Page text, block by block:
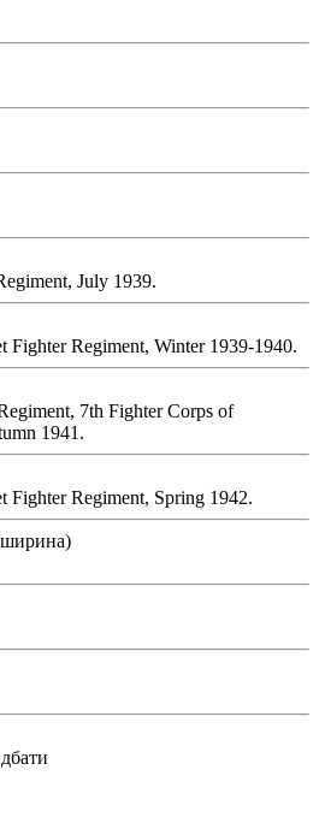
July 1939.
Fighter Regiment, Winter 1939-1940.
7th Fighter Corps of
1941.
Fighter Regiment, Spring 1942.
ширина)